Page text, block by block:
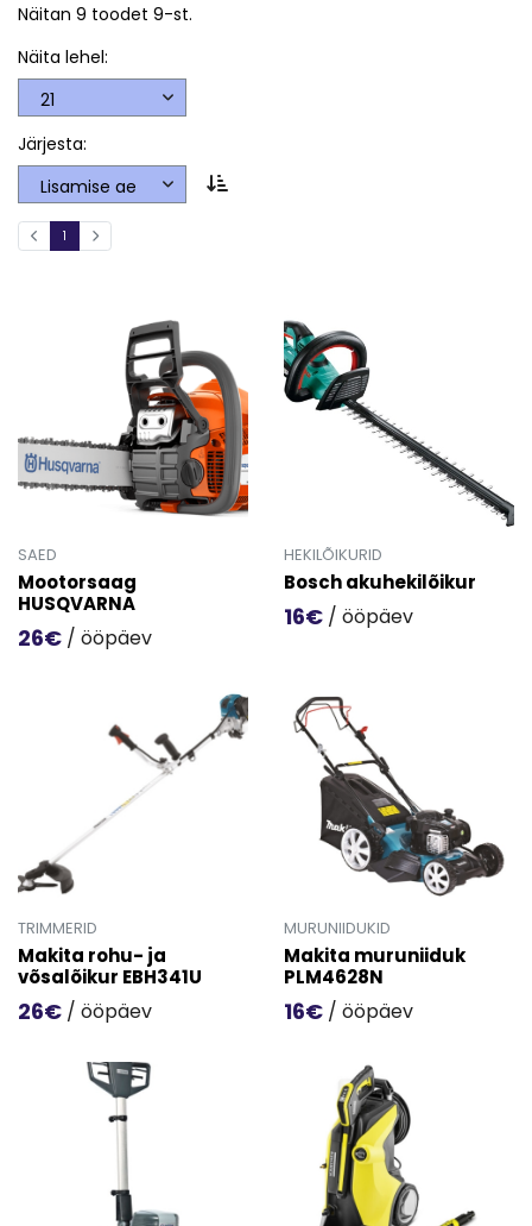
Näitan 9 toodet 9-st.
Näita lehel:
Järjesta:
1
SAED
Mootorsaag
HUSQVARNA
26€ / ööpäev
HEKILÕIKURID
Bosch akuhekilõikur
16€ / ööpäev
TRIMMERID
Makita rohu- ja
võsalõikur EBH341U
26€ / ööpäev
MURUNIIDUKID
Makita muruniiduk
PLM4628N
16€ / ööpäev